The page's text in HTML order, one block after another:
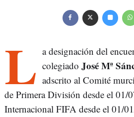
L a designación del
colegiado José Mª
adscrito al Comité
de Primera División desde el 01/
Internacional FIFA desde el 01/